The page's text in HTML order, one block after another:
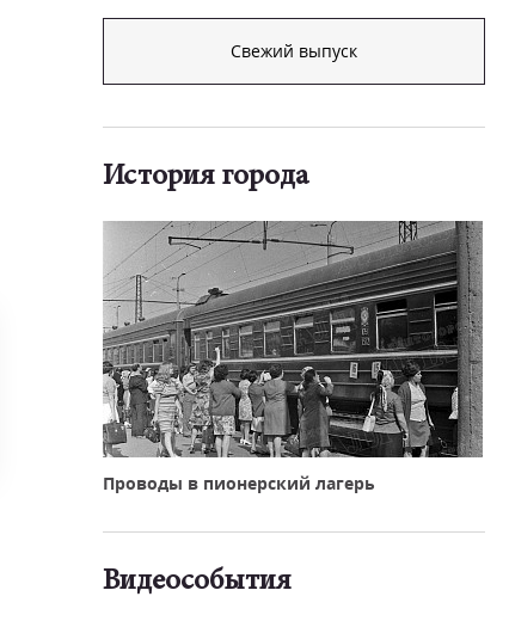
Свежий выпуск
История города
Проводы в пионерский лагерь
Видеособытия